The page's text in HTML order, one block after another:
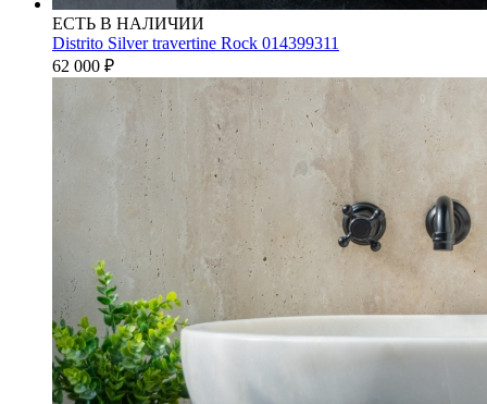
ЕСТЬ В НАЛИЧИИ
Distrito Silver travertine Rock 014399311
62 000 ₽